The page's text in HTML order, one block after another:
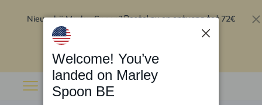
Nieuw bij Marley Spoon?Bestel nu en ontvang tot 72€
Welcome! You’ve
landed on Marley
Spoon BE